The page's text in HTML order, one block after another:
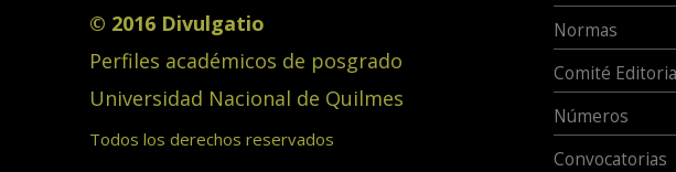
© 2016 Divulgatio
Perfiles académicos de posgrado
Universidad Nacional de Quilmes
Todos los derechos reservados
Normas
Comité
Números
Convocatorias